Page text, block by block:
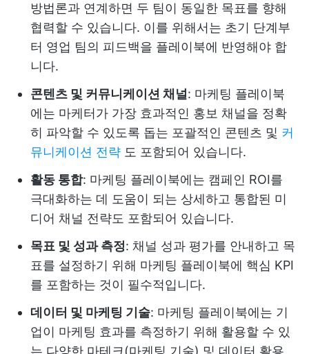
방법론과 연계하면 두 팀이 동일한 목표를 향해
협력할 수 있습니다. 이를 위해서는 초기 단계부
터 영업 팀의 피드백을 플레이북에 반영해야 합
니다.
콘텐츠 및 커뮤니케이션 채널: 마케팅 플레이북
에는 마케터가 가장 효과적인 홍보 채널을 정확
히 파악할 수 있도록 돕는 포괄적인 콘텐츠 및 커
뮤니케이션 전략 도 포함되어 있습니다.
활동 통합: 마케팅 플레이북에는 캠페인 ROI를
극대화하는 데 도움이 되는 상세하고 통합된 미
디어 채널 전략도 포함되어 있습니다.
목표 및 성과 측정: 채널 성과 평가를 안내하고 목
표를 설정하기 위해 마케팅 플레이북에 핵심 KPI
를 포함하는 것이 필수적입니다.
데이터 및 마케팅 기술: 마케팅 플레이북에는 기
업이 마케팅 효과를 측정하기 위해 활용할 수 있